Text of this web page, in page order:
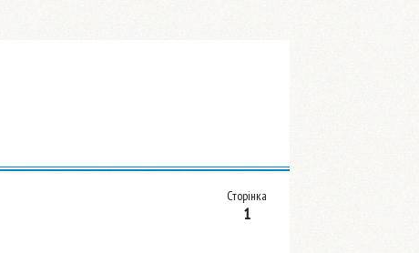
Сторінка
1